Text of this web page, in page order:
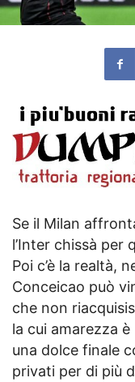
Se il Milan
l’Inter chissà per
Poi c’è la realtà,
Conceicao può
che non
la cui amarezza
una dolce finale
privati per di più